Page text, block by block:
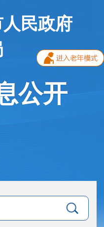
民政府
公开